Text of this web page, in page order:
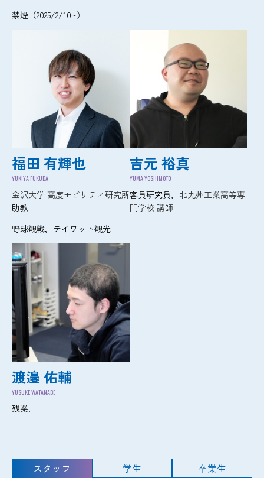
禁煙（2025/2/10~）
福田 有輝也
YUKIYA FUKUDA
金沢大学 高度モビリティ研究所
助教
野球観戦，テイワット観光
吉元 裕真
YUMA YOSHIMOTO
客員研究員， 北九州工業高等専
門学校 講師
渡邉 佑輔
YUSUKE WATANABE
残業．
スタッフ 学生 卒業生